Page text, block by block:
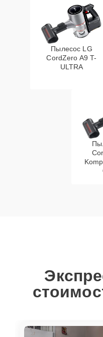
Пылесос LG
CordZero A9 T-
ULTRA